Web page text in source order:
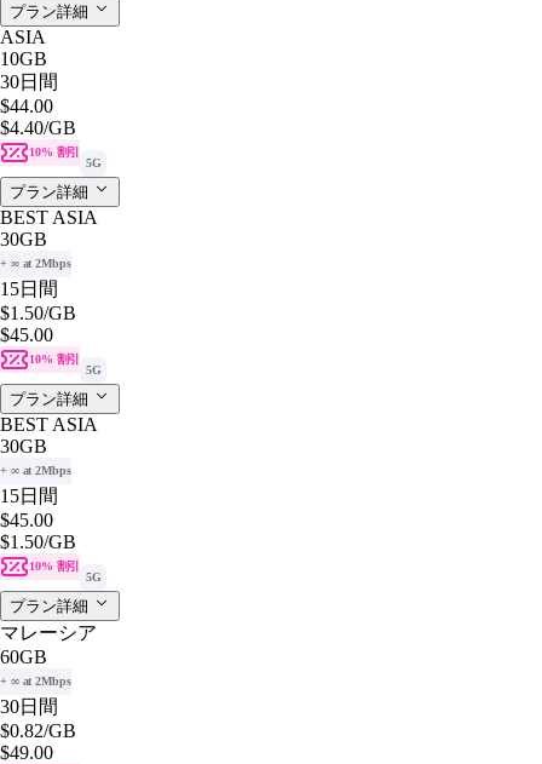
プラン詳細
ASIA
10GB
30日間
$44.00
$4.40/GB
10% 割引
5G
プラン詳細
BEST ASIA
30GB
+ ∞ at 2Mbps
15日間
$1.50/GB
$45.00
10% 割引
5G
プラン詳細
BEST ASIA
30GB
+ ∞ at 2Mbps
15日間
$45.00
$1.50/GB
10% 割引
5G
プラン詳細
マレーシア
60GB
+ ∞ at 2Mbps
30日間
$0.82/GB
$49.00